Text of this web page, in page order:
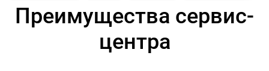
Преимущества сервис-
центра